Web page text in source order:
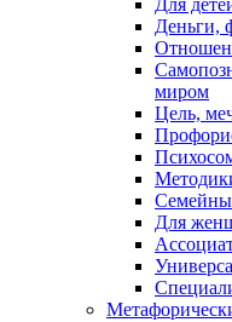
Для
Деньги,
миром
Цель,
Для